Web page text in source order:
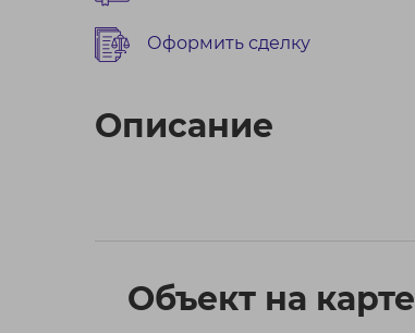
Оформить сделку
Описание
Объект на карте